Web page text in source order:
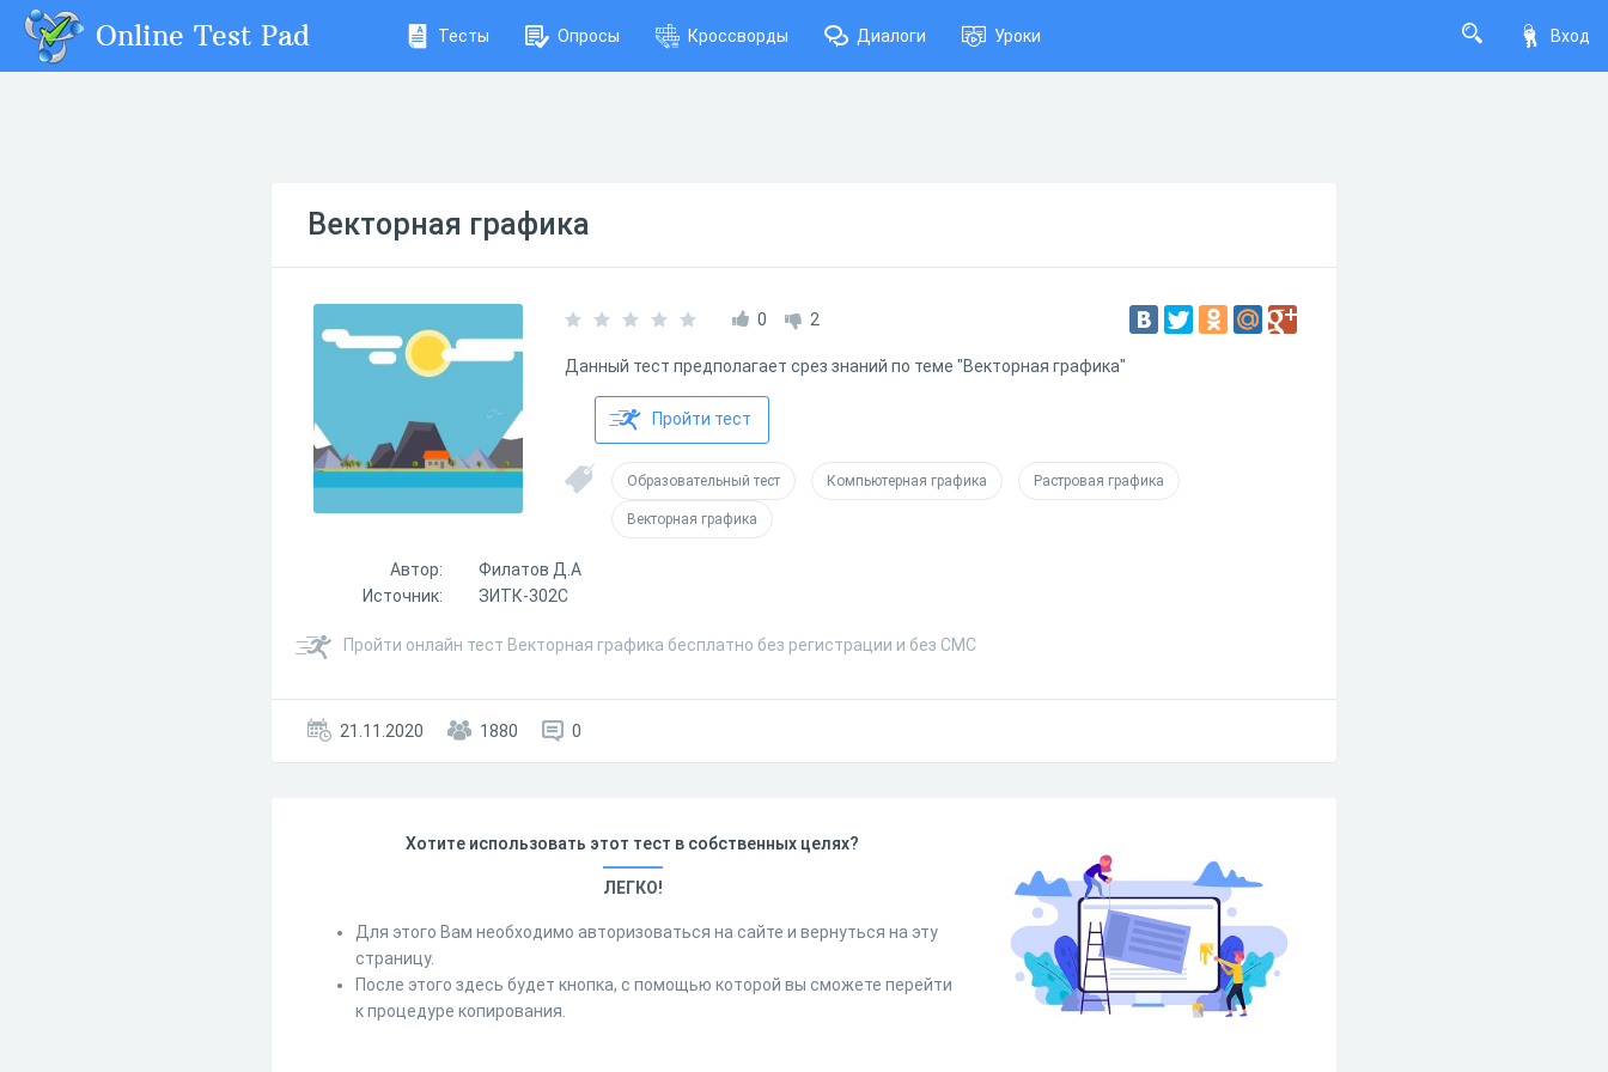
Вход
Online Test Pad Тесты Опросы Кроссворды Диалоги Уроки
Векторная графика
0 2
Данный тест предполагает срез знаний по теме "Векторная графика"
Пройти тест
Образовательный тест Компьютерная графика Растровая графика
Векторная графика
Автор:
Филатов Д.А
Источник:
ЗИТК-302С
Пройти онлайн тест Векторная графика бесплатно без регистрации и без СМС
21.11.2020 1880 0
Хотите использовать этот тест в собственных целях?
ЛЕГКО!
Для этого Вам необходимо авторизоваться на сайте и вернуться на эту
страницу.
После этого здесь будет кнопка, с помощью которой вы сможете перейти
к процедуре копирования.